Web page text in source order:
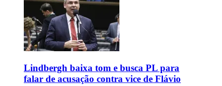
Lindbergh baixa tom e busca PL para
falar de acusação contra vice de Flávio